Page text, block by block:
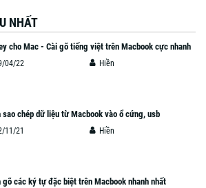
NHẤT
cho Mac - Cài gõ tiếng việt trên Macbook cực nhanh
04/22 Hiền
sao chép dữ liệu từ Macbook vào ổ cứng, usb
11/21 Hiền
gõ các ký tự đặc biệt trên Macbook nhanh nhất